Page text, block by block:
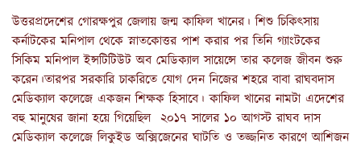
উত্তরপ্রদেশের গোরক্ষপুর জেলায় জন্ম কাফিল খানের। শিশু চিকিৎসায়
কর্নাটকের মনিপাল থেকে স্নাতকোত্তর পাশ করার পর তিনি গ্যাংটকের
সিকিম মনিপাল ইন্সটিটিউট অব মেডিক্যাল সায়েন্সে তার কলেজ জীবন শুরু
করেন।তারপর সরকারি চাকরিতে যোগ দেন নিজের শহরে বাবা রাঘবদাস
মেডিক্যাল কলেজে একজন শিক্ষক হিসাবে। কাফিল খানের নামটা এদেশের
বহু মানুষের জানা হয়ে গিয়েছিল ২০১৭ সালের ১০ আগস্ট রাঘব দাস
মেডিক্যাল কলেজে লিকুইড অক্সিজেনের ঘাটতি ও তজ্জনিত কারণে আশিজন